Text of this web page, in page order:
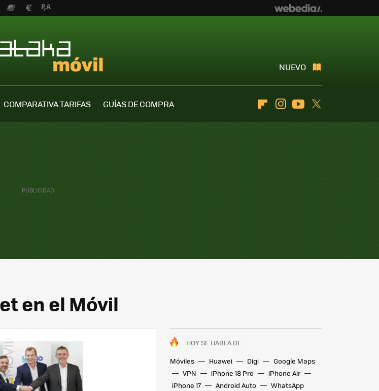
NUEVO
COMPARATIVA TARIFAS
GUÍAS DE COMPRA
FlipboardInstagramYoutube
en el Móvil
HOY SE HABLA DE
Móviles
Huawei Digi
Google Maps
VPN
iPhone 18 Pro
iPhone Air
iPhone 17
Android Auto WhatsApp